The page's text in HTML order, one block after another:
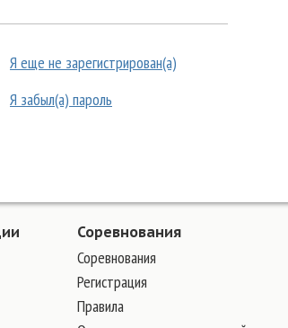
Я еще не зарегистрирован(а)
Я забыл(а) пароль
Соревнования
Соревнования
Регистрация
Правила